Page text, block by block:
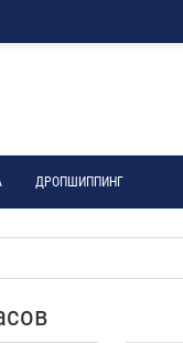
ДРОПШИППИНГ